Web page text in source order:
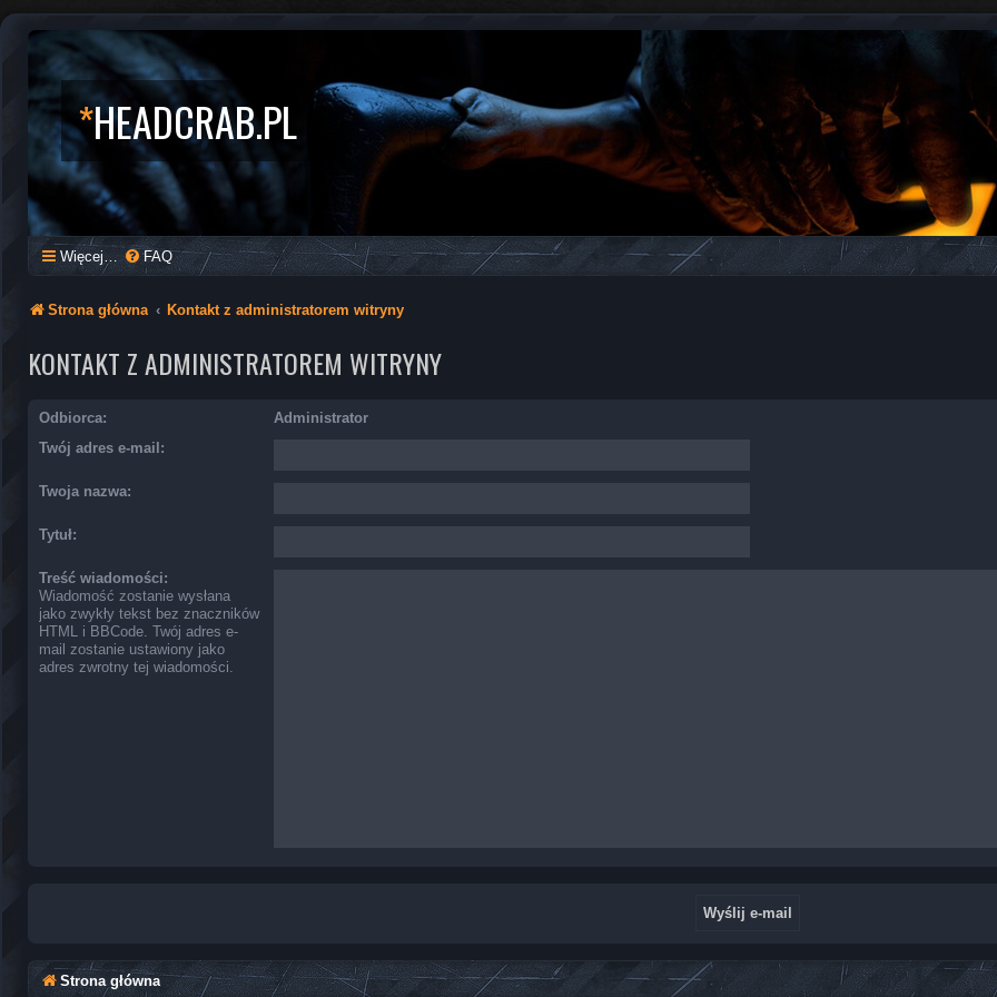
*HEADCRAB.PL
Więcej… FAQ
Strona główna Kontakt z administratorem witryny
KONTAKT Z ADMINISTRATOREM WITRYNY
Odbiorca:
Administrator
Twój adres e-mail:
Twoja nazwa:
Tytuł:
Treść wiadomości:
Wiadomość zostanie wysłana
jako zwykły tekst bez znaczników
HTML i BBCode. Twój adres e-
mail zostanie ustawiony jako
adres zwrotny tej wiadomości.
Strona główna